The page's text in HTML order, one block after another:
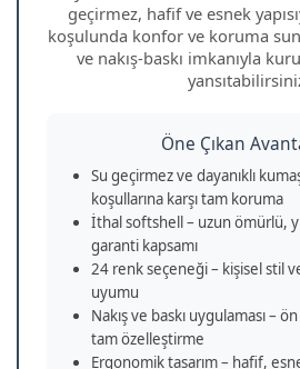
geçirmez, hafif ve esnek
koşulunda konfor ve koruma
ve nakış‑baskı imkanıyla
Öne Çıkan
Su geçirmez ve dayanıklı
koşullarına karşı tam koruma
İthal softshell – uzun ömürlü,
garanti kapsamı
24 renk seçeneği – kişisel stil
uyumu
Nakış ve baskı uygulaması –
tam özelleştirme
Ergonomik tasarım – hafif,